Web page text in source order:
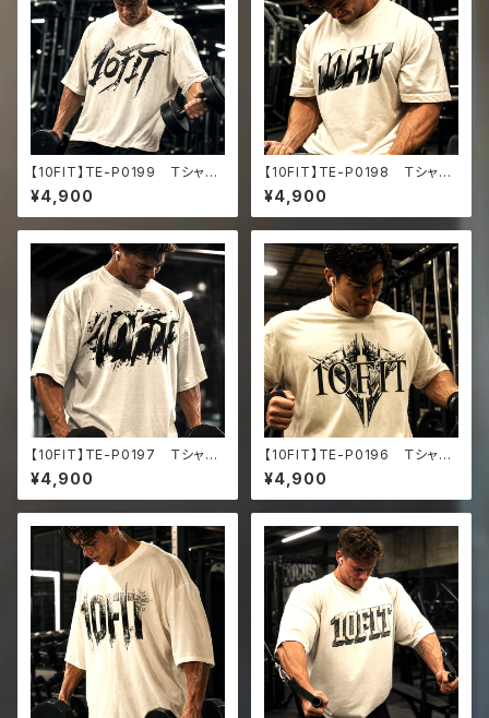
【10FIT】TE-P0199 Ｔシャ
ツ トレーニング 筋トレ 10F
ITアートデザイン Oversize
d faded t-shirt
¥4,900
【10FIT】TE-P0198 Ｔシャ
ツ トレーニング 筋トレ 10F
ITアートデザイン Oversize
d faded t-shirt
¥4,900
【10FIT】TE-P0197 Ｔシャ
ツ トレーニング 筋トレ 10F
ITアートデザイン Oversize
d faded t-shirt
¥4,900
【10FIT】TE-P0196 Ｔシャ
ツ トレーニング 筋トレ 10F
ITアートデザイン Oversize
d faded t-shirt
¥4,900